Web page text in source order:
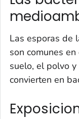
Las esporas de
son comunes
suelo, el polvo
convierten en